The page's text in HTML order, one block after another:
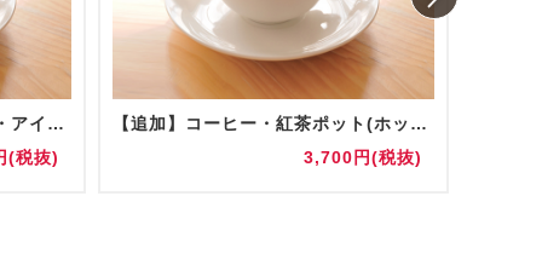
コーヒー・紅茶ポット(ホット・アイス) 陶器/グラス提供
(税抜)
【追加】コーヒー・紅茶ポット(ホット・アイス) 陶器/グラス提供
3,700円(税抜)